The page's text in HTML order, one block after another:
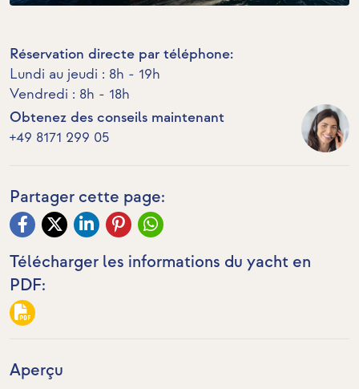
Réservation directe par téléphone:
Lundi au jeudi : 8h - 19h
Vendredi : 8h - 18h
Obtenez des conseils maintenant
+49 8171 299 05
Partager cette page:
Télécharger les informations du yacht en
PDF:
Aperçu